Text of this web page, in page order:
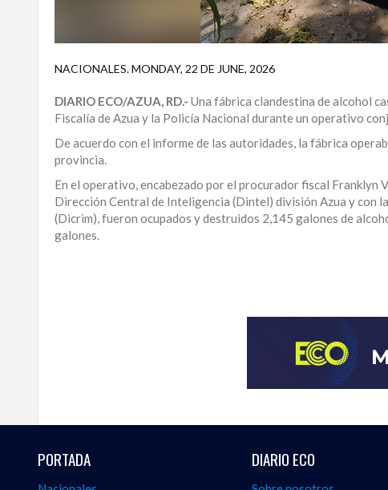
SANTIAGO
JUAN
ALTAGRACIA
PUERTO
PLATA
NACIONALES.MONDAY, 22 DE JUNE, 2026
DIARIO ECO/AZUA, RD.- Una fábrica clandestina de alcohol
Fiscalía de Azua y la Policía Nacional durante un operativo
De acuerdo con el informe de las autoridades, la fábrica
provincia.
En el operativo, encabezado por el procurador fiscal Franklyn
Dirección Central de Inteligencia (Dintel) división Azua y con
(Dicrim), fueron ocupados y destruidos 2,145 galones de
galones.
desde
una
perspectiva
PORTADA DIARIO ECO